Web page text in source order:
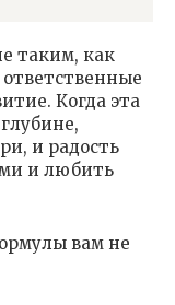
таким, как
Когда эта
и радость
и любить
вам не